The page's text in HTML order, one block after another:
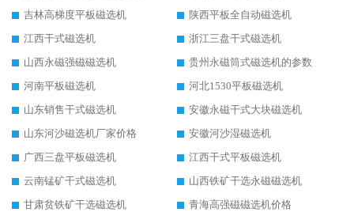
吉林高梯度平板磁选机
陕西平板全自动磁选机
江西干式磁选机
浙江三盘干式磁选机
山西永磁强磁磁选机
贵州永磁筒式磁选机的参数
河南平板磁选机
河北1530平板磁选机
山东销售干式磁选机
安徽永磁干式大块磁选机
山东河沙磁选机厂家价格
安徽河沙湿磁选机
广西三盘平板磁选机
江西干式平板磁选机
云南锰矿干式磁选机
山西铁矿干选永磁磁选机
甘肃贫铁矿干选磁选机
青海高强磁磁选机价格